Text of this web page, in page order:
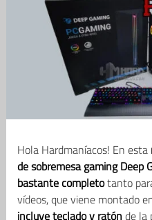
Hola Hardmaníacos! En esta
de sobremesa gaming Deep
bastante completotanto
vídeos, que viene montado
incluye teclado y ratón de la